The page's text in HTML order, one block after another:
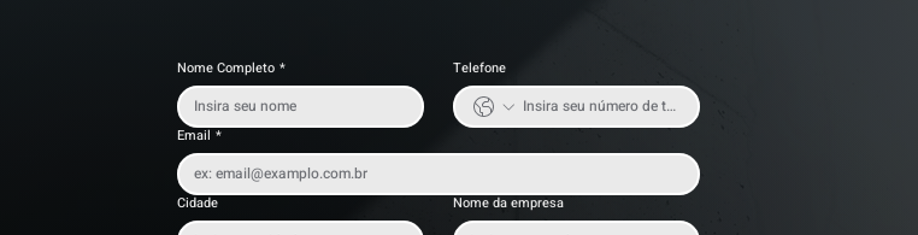
Nome Completo * Telefone
Email *
Cidade Nome da empresa